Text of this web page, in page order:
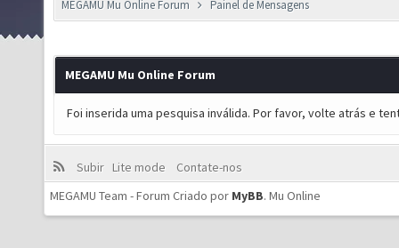
MEGAMU Mu Online Forum Painel de Mensagens
MEGAMU Mu Online Forum
Foi inserida uma pesquisa inválida. Por favor, volte atrás e
Subir Lite mode
Contate-nos
MEGAMU Team - Forum Criado por MyBB. Mu Online